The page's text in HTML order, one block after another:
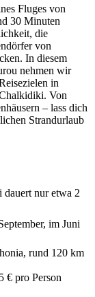
Fluges von
30 Minuten
die
von
In diesem
nehmen wir
in
Von
– lass dich
Strandurlaub
nur etwa 2
im Juni
rund 120 km
€ pro Person